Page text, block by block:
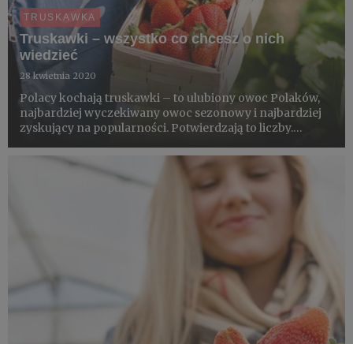
TRUSKAWKA
Truskawki – wszystko co chcesz o nich
wiedzieć
28 kwietnia 2020
Polacy kochają truskawki – to ulubiony owoc Polaków,
najbardziej wyczekiwany owoc sezonowy i najbardziej
zyskujący na popularności. Potwierdzają to liczby.
owocami Polaków w roku 2019 (32%), a żaden inny
sezonowy owoc Polacy ...